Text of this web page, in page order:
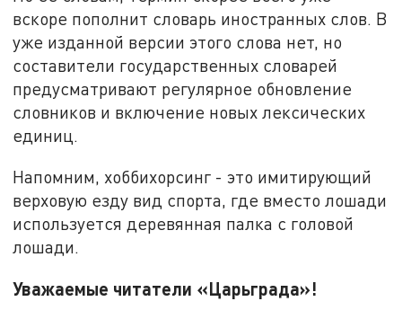
вскоре пополнит словарь иностранных слов. В
уже изданной версии этого слова нет, но
составители государственных словарей
предусматривают регулярное обновление
словников и включение новых лексических
единиц.
Напомним, хоббихорсинг - это имитирующий
верховую езду вид спорта, где вместо лошади
используется деревянная палка с головой
лошади.
Уважаемые читатели «Царьграда»!